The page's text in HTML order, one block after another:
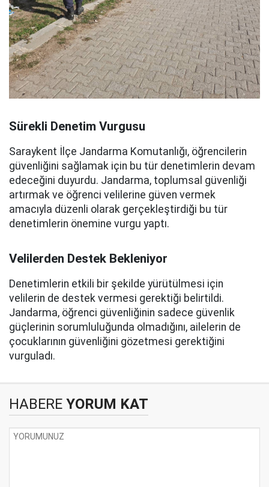
Sürekli Denetim Vurgusu
Saraykent İlçe Jandarma Komutanlığı, öğrencilerin
güvenliğini sağlamak için bu tür denetimlerin devam
edeceğini duyurdu. Jandarma, toplumsal güvenliği
artırmak ve öğrenci velilerine güven vermek
amacıyla düzenli olarak gerçekleştirdiği bu tür
denetimlerin önemine vurgu yaptı.
Velilerden Destek Bekleniyor
Denetimlerin etkili bir şekilde yürütülmesi için
velilerin de destek vermesi gerektiği belirtildi.
Jandarma, öğrenci güvenliğinin sadece güvenlik
güçlerinin sorumluluğunda olmadığını, ailelerin de
çocuklarının güvenliğini gözetmesi gerektiğini
vurguladı.
HABERE YORUM KAT